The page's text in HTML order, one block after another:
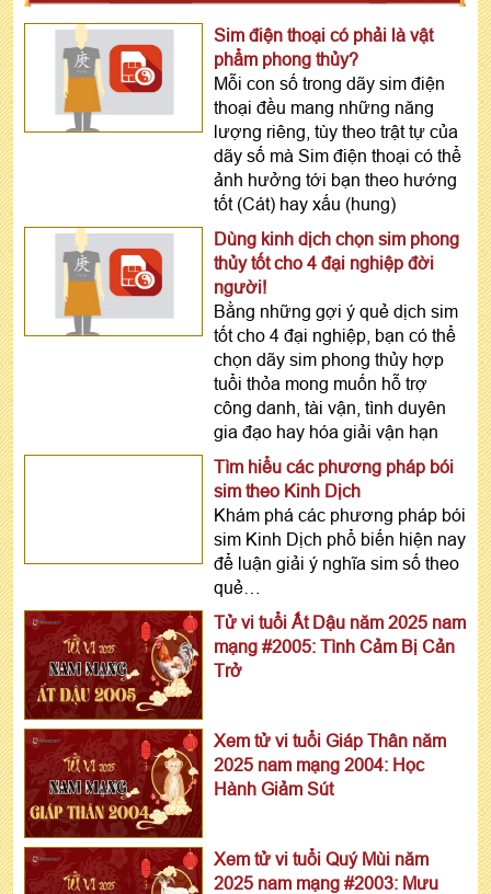
Sim điện thoại có phải là vật
phẩm phong thủy?
Mỗi con số trong dãy sim điện
thoại đều mang những năng
lượng riêng, tùy theo trật tự của
dãy số mà Sim điện thoại có thể
ảnh hưởng tới bạn theo hướng
tốt (Cát) hay xấu (hung)
Dùng kinh dịch chọn sim phong
thủy tốt cho 4 đại nghiệp đời
người!
Bằng những gợi ý quẻ dịch sim
tốt cho 4 đại nghiệp, bạn có thể
chọn dãy sim phong thủy hợp
tuổi thỏa mong muốn hỗ trợ
công danh, tài vận, tình duyên
gia đạo hay hóa giải vận hạn
Tìm hiểu các phương pháp bói
sim theo Kinh Dịch
Khám phá các phương pháp bói
sim Kinh Dịch phổ biến hiện nay
để luận giải ý nghĩa sim số theo
quẻ…
Tử vi tuổi Ất Dậu năm 2025 nam
mạng #2005: Tình Cảm Bị Cản
Trở
Xem tử vi tuổi Giáp Thân năm
2025 nam mạng 2004: Học
Hành Giảm Sút
Xem tử vi tuổi Quý Mùi năm
2025 nam mạng #2003: Mưu